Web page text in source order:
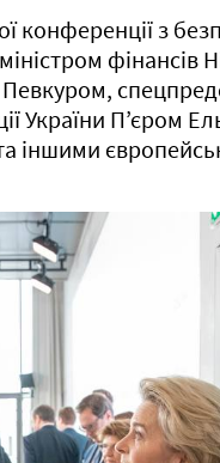
конференції з
фінансів
Певкуром,
України П’єром
іншими